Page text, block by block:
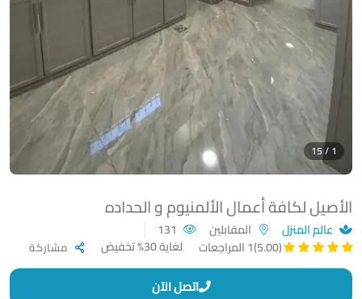
الأصيل لكافة أعمال الألمنيوم و الحداده
عالم المنزل المقابلين
(5.00)
1 المراجعات لغاية 30% تخفيض مشاركة
1 / 15
اتصل الآن